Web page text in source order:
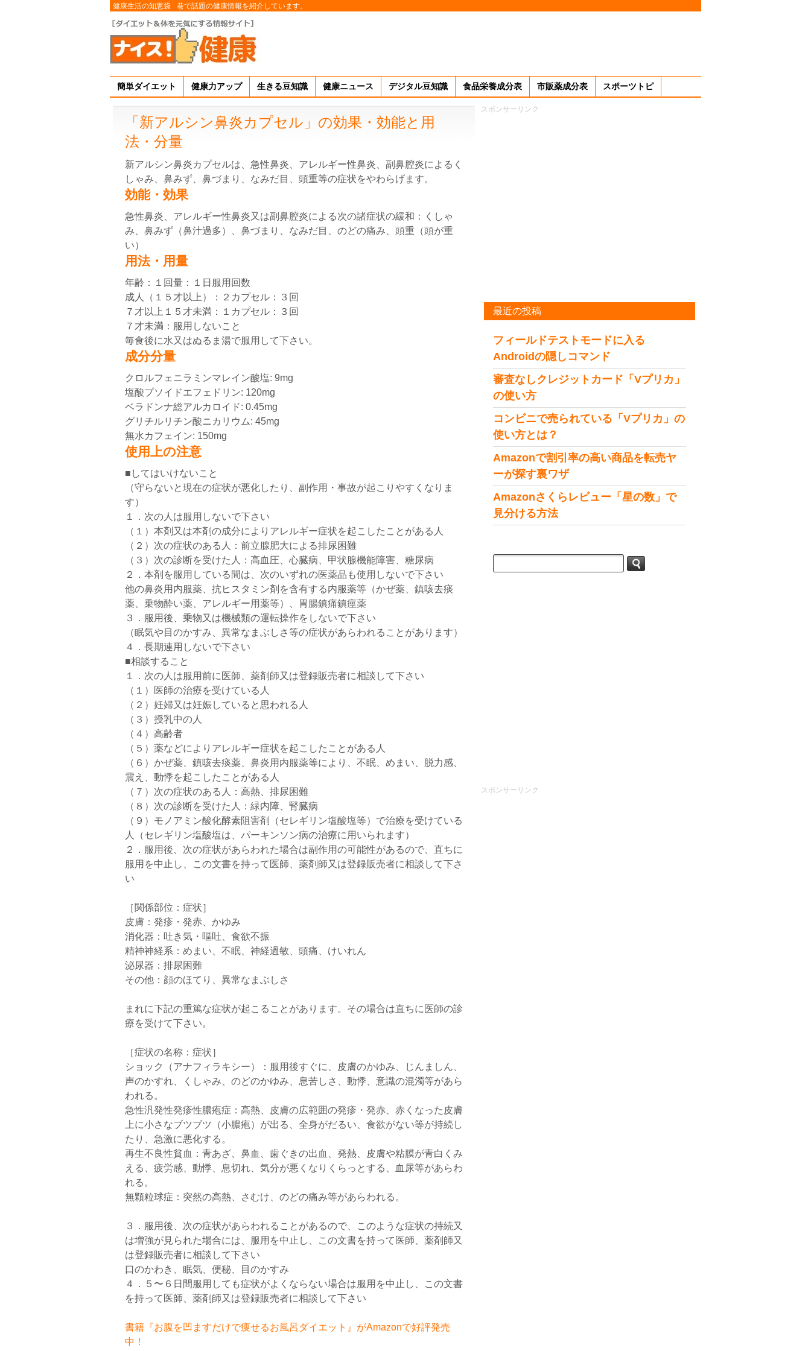
健康生活の知恵袋 巷で話題の健康情報を紹介しています。
簡単ダイエット 健康力アップ 生きる豆知識 健康ニュース デジタル豆知識 食品栄養成分表 市販薬成分表 スポーツトピ
「新アルシン鼻炎カプセル」の効果・効能と用
法・分量
新アルシン鼻炎カプセルは、急性鼻炎、アレルギー性鼻炎、副鼻腔炎によるく
しゃみ、鼻みず、鼻づまり、なみだ目、頭重等の症状をやわらげます。
効能・効果
急性鼻炎、アレルギー性鼻炎又は副鼻腔炎による次の諸症状の緩和：くしゃ
み、鼻みず（鼻汁過多）、鼻づまり、なみだ目、のどの痛み、頭重（頭が重
い）
用法・用量
年齢：１回量：１日服用回数
成人（１５才以上）：２カプセル：３回
７才以上１５才未満：１カプセル：３回
７才未満：服用しないこと
毎食後に水又はぬるま湯で服用して下さい。
成分分量
クロルフェニラミンマレイン酸塩: 9mg
塩酸プソイドエフェドリン: 120mg
ベラドンナ総アルカロイド: 0.45mg
グリチルリチン酸ニカリウム: 45mg
無水カフェイン: 150mg
使用上の注意
■してはいけないこと
（守らないと現在の症状が悪化したり、副作用・事故が起こりやすくなりま
す）
１．次の人は服用しないで下さい
（１）本剤又は本剤の成分によりアレルギー症状を起こしたことがある人
（２）次の症状のある人：前立腺肥大による排尿困難
（３）次の診断を受けた人：高血圧、心臓病、甲状腺機能障害、糖尿病
２．本剤を服用している間は、次のいずれの医薬品も使用しないで下さい
他の鼻炎用内服薬、抗ヒスタミン剤を含有する内服薬等（かぜ薬、鎮咳去痰
薬、乗物酔い薬、アレルギー用薬等）、胃腸鎮痛鎮痙薬
３．服用後、乗物又は機械類の運転操作をしないで下さい
（眠気や目のかすみ、異常なまぶしさ等の症状があらわれることがあります）
４．長期連用しないで下さい
■相談すること
１．次の人は服用前に医師、薬剤師又は登録販売者に相談して下さい
（１）医師の治療を受けている人
（２）妊婦又は妊娠していると思われる人
（３）授乳中の人
（４）高齢者
（５）薬などによりアレルギー症状を起こしたことがある人
（６）かぜ薬、鎮咳去痰薬、鼻炎用内服薬等により、不眠、めまい、脱力感、
震え、動悸を起こしたことがある人
（７）次の症状のある人：高熱、排尿困難
（８）次の診断を受けた人：緑内障、腎臓病
（９）モノアミン酸化酵素阻害剤（セレギリン塩酸塩等）で治療を受けている
人（セレギリン塩酸塩は、パーキンソン病の治療に用いられます）
２．服用後、次の症状があらわれた場合は副作用の可能性があるので、直ちに
服用を中止し、この文書を持って医師、薬剤師又は登録販売者に相談して下さ
い
［関係部位：症状］
皮膚：発疹・発赤、かゆみ
消化器：吐き気・嘔吐、食欲不振
精神神経系：めまい、不眠、神経過敏、頭痛、けいれん
泌尿器：排尿困難
その他：顔のほてり、異常なまぶしさ
まれに下記の重篤な症状が起こることがあります。その場合は直ちに医師の診
療を受けて下さい。
［症状の名称：症状］
ショック（アナフィラキシー）：服用後すぐに、皮膚のかゆみ、じんましん、
声のかすれ、くしゃみ、のどのかゆみ、息苦しさ、動悸、意識の混濁等があら
われる。
急性汎発性発疹性膿疱症：高熱、皮膚の広範囲の発疹・発赤、赤くなった皮膚
上に小さなブツブツ（小膿疱）が出る、全身がだるい、食欲がない等が持続し
たり、急激に悪化する。
再生不良性貧血：青あざ、鼻血、歯ぐきの出血、発熱、皮膚や粘膜が青白くみ
える、疲労感、動悸、息切れ、気分が悪くなりくらっとする、血尿等があらわ
れる。
無顆粒球症：突然の高熱、さむけ、のどの痛み等があらわれる。
３．服用後、次の症状があらわれることがあるので、このような症状の持続又
は増強が見られた場合には、服用を中止し、この文書を持って医師、薬剤師又
は登録販売者に相談して下さい
口のかわき、眠気、便秘、目のかすみ
４．５〜６日間服用しても症状がよくならない場合は服用を中止し、この文書
を持って医師、薬剤師又は登録販売者に相談して下さい
書籍『お腹を凹ますだけで痩せるお風呂ダイエット』がAmazonで好評発売
中！
スポンサーリンク
最近の投稿
フィールドテストモードに入る
Androidの隠しコマンド
審査なしクレジットカード「Vプリカ」
の使い方
コンビニで売られている「Vプリカ」の
使い方とは？
Amazonで割引率の高い商品を転売ヤ
ーが探す裏ワザ
Amazonさくらレビュー「星の数」で
見分ける方法
スポンサーリンク